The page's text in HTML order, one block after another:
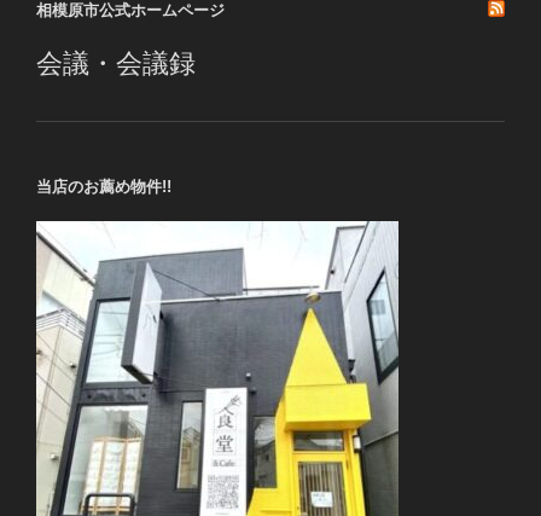
ン
相模原市公式ホームページ
会議・会議録
当店のお薦め物件!!